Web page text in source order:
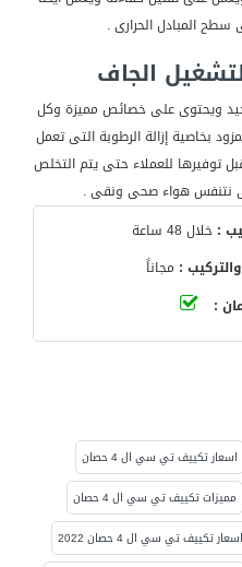
المبادل الحرارى .
الجاف
ويحتوى على خصائص مميزة وكل
إزالة الرطوبة التى تعمل
توفيرها للعملاء حتى يتم التخلص
نتنفس هواء صحى ونقى .
: خلال 48 ساعة
: مجاناً
:
اسعار تكييف تي سي ال 4 حصان
مميزات تكييف تي سي ال 4 حصان
اسعار تكييف تي سي ال 4 حصان 2022